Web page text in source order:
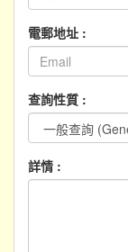
電郵地址 :
查詢性質 :
詳情 :